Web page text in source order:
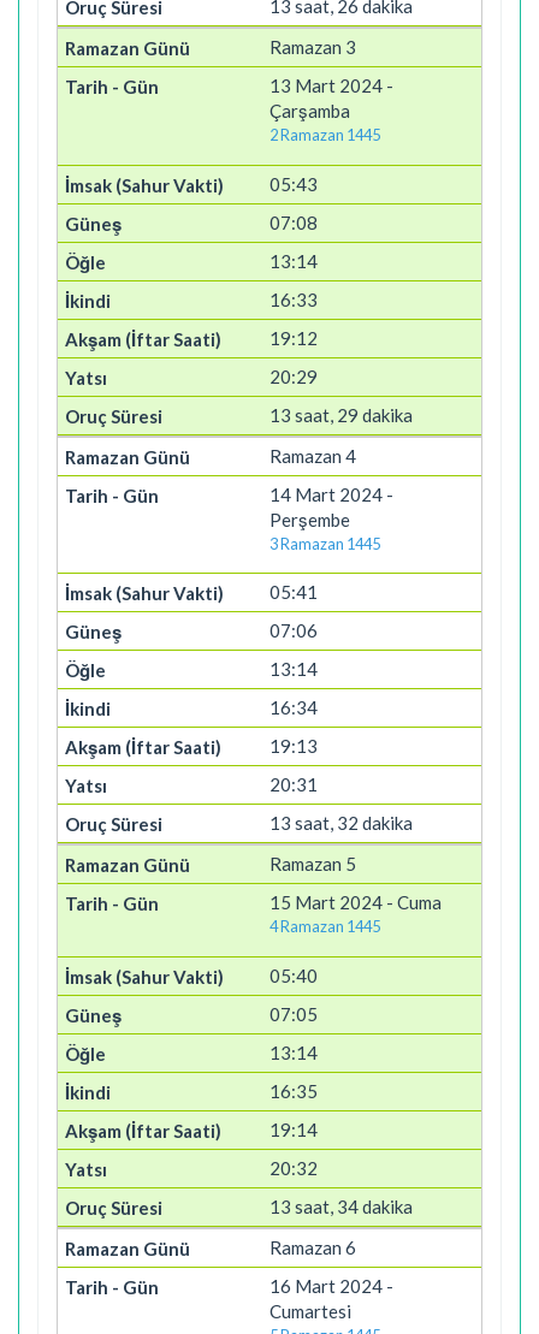
13 saat, 26 dakika
Ramazan 3
13 Mart 2024 -
Çarşamba
2 Ramazan 1445
05:43
07:08
13:14
16:33
19:12
20:29
13 saat, 29 dakika
Ramazan 4
14 Mart 2024 -
Perşembe
3 Ramazan 1445
05:41
07:06
13:14
16:34
19:13
20:31
13 saat, 32 dakika
Ramazan 5
15 Mart 2024 - Cuma
4 Ramazan 1445
05:40
07:05
13:14
16:35
19:14
20:32
13 saat, 34 dakika
Ramazan 6
16 Mart 2024 -
Cumartesi